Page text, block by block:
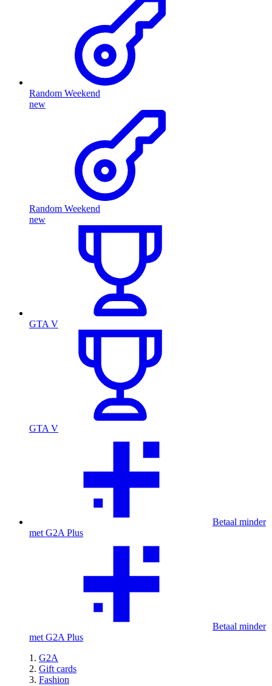
Random Weekend
new
Random Weekend
new
GTA V
GTA V
Betaal minder
met G2A Plus
Betaal minder
met G2A Plus
G2A
Gift cards
Fashion